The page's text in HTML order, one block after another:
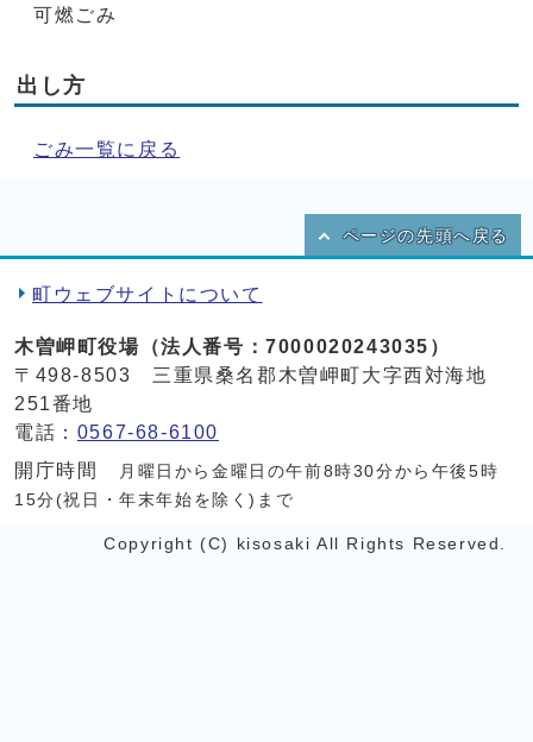
可燃ごみ
出し方
ごみ一覧に戻る
ページの先頭へ戻る
町ウェブサイトについて
木曽岬町役場（法人番号：7000020243035）
〒498-8503 三重県桑名郡木曽岬町大字西対海地
251番地
電話： 0567-68-6100
開庁時間
月曜日から金曜日の午前8時30分から午後5時
15分(祝日・年末年始を除く)まで
Copyright (C) kisosaki All Rights Reserved.